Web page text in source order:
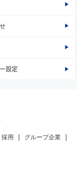
設定
採用
グループ企業